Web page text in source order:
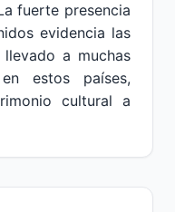
fuerte presencia
evidencia las
a muchas
estos países,
cultural a